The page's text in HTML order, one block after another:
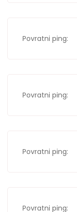
Povratni ping:
Povratni ping:
Povratni ping:
Povratni ping: